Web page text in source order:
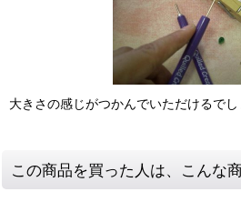
大きさの感じがつかんでいただけるでし
この商品を買った人は、こんな